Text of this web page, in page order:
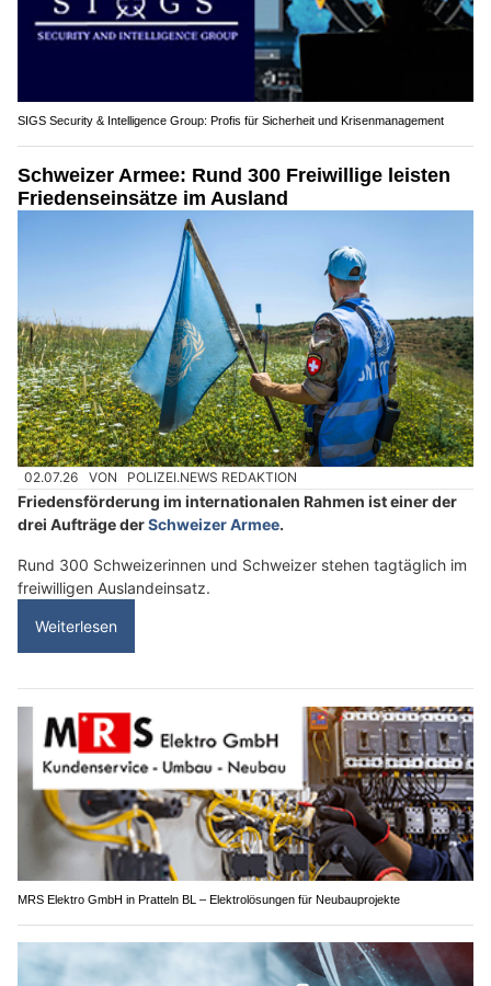
SIGS Security & Intelligence Group: Profis für Sicherheit und Krisenmanagement
Schweizer Armee: Rund 300 Freiwillige leisten
Friedenseinsätze im Ausland
02.07.26 VON POLIZEI.NEWS REDAKTION
Friedensförderung im internationalen Rahmen ist einer der
drei Aufträge derSchweizer Armee.
Rund 300 Schweizerinnen und Schweizer stehen tagtäglich im
freiwilligen Auslandeinsatz.
Weiterlesen
MRS Elektro GmbH in Pratteln BL – Elektrolösungen für Neubauprojekte